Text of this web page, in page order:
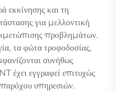
εκκίνησης και τη
για μελλοντική
προβλημάτων.
τα φώτα τροφοδοσίας,
συνήθως
έχει εγγραφεί επιτυχώς
υπηρεσιών.